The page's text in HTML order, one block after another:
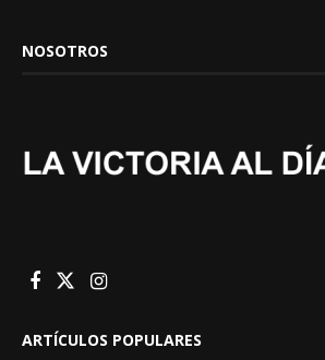
NOSOTROS
ARTÍCULOS POPULARES